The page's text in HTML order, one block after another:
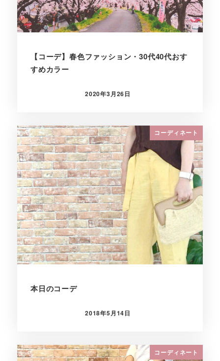
【コーデ】春色ファッション・30代40代おす
すめカラー
投稿日
2020年3月26日
コーディネート
本日のコーデ
投稿日
2018年5月14日
コーディネート